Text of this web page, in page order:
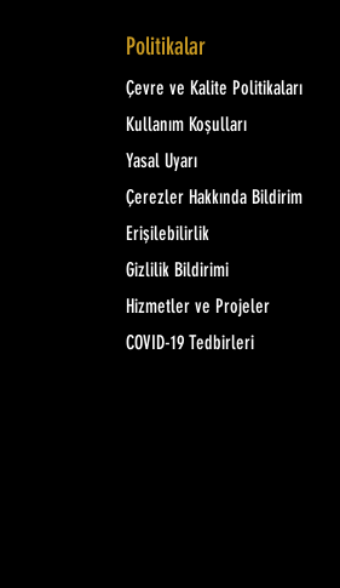
Politikalar
Çevre ve Kalite Politikaları
Kullanım Koşulları
Yasal Uyarı
Çerezler Hakkında Bildirim
Erişilebilirlik
Gizlilik Bildirimi
Hizmetler ve Projeler
COVID-19 Tedbirleri